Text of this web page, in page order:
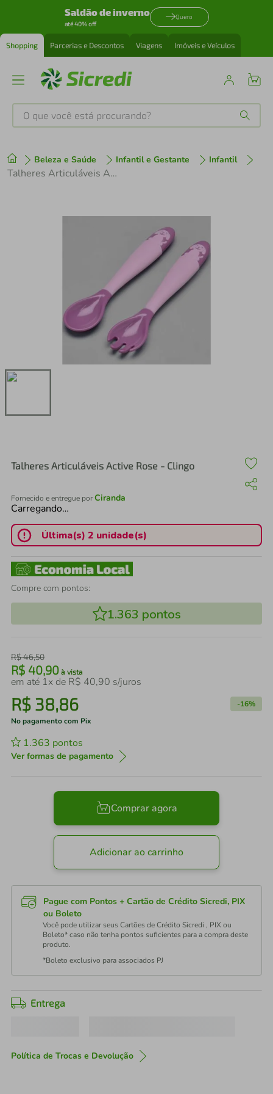
Saldão de inverno
até 40% off
Quero
Shopping Parcerias e Descontos Viagens Imóveis e Veículos
O que você está procurando?
Beleza e Saúde Infantil e Gestante Infantil
Talheres Articuláveis Active Rose - Clingo
Talheres Articuláveis Active Rose - Clingo
Fornecido e entregue porCiranda
Carregando…
Última(s) 2 unidade(s)
Compre com pontos:
1.363 pontos
R$46,50
R$ 40,90 à vista
em até 1x de R$ 40,90 s/juros
R$ 38,86 -16%
No pagamento com Pix
1.363 pontos
Ver formas de pagamento
Comprar agora
Adicionar ao carrinho
Pague com Pontos + Cartão de Crédito Sicredi, PIX
ou Boleto
Você pode utilizar seus Cartões de Crédito Sicredi , PIX ou
Boleto* caso não tenha pontos suficientes para a compra deste
produto.
*Boleto exclusivo para associados PJ
Entrega
Política de Trocas e Devolução
1º tenis
iphone